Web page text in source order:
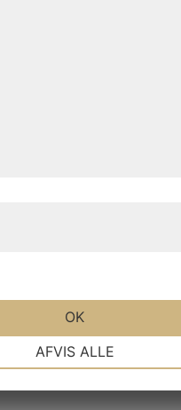
pouvez jouer avec le
de fer et la coupe du
cuire vos propres
de la voile.
utilisées à l’âge de
ceux utilisés lors
Vous pouvez aussi
deux types de
de bricolage et le
les braises sont
votre propre
AFVIS ALLE
OK